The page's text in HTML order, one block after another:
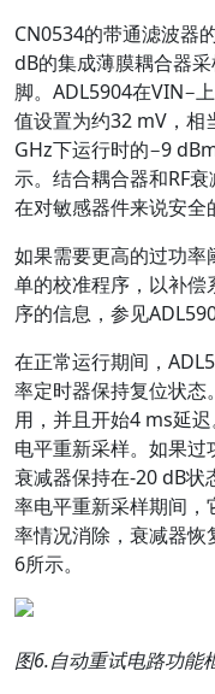
CN0534的带通滤波器
dB的集成薄膜耦合器
脚。ADL5904在VIN−
值设置为约32 mV，相
GHz下运行时的−9
示。结合耦合器和RF
在对敏感器件来说安全
如果需要更高的过功
单的校准程序，以补
序的信息，参见
在正常运行期间，
率定时器保持复位状态
用，并且开始4 ms延
电平重新采样。如果过
衰减器保持在-20 dB状
率电平重新采样期间，
率情况消除，衰减器
6所示。
图6.自动重试电路功能